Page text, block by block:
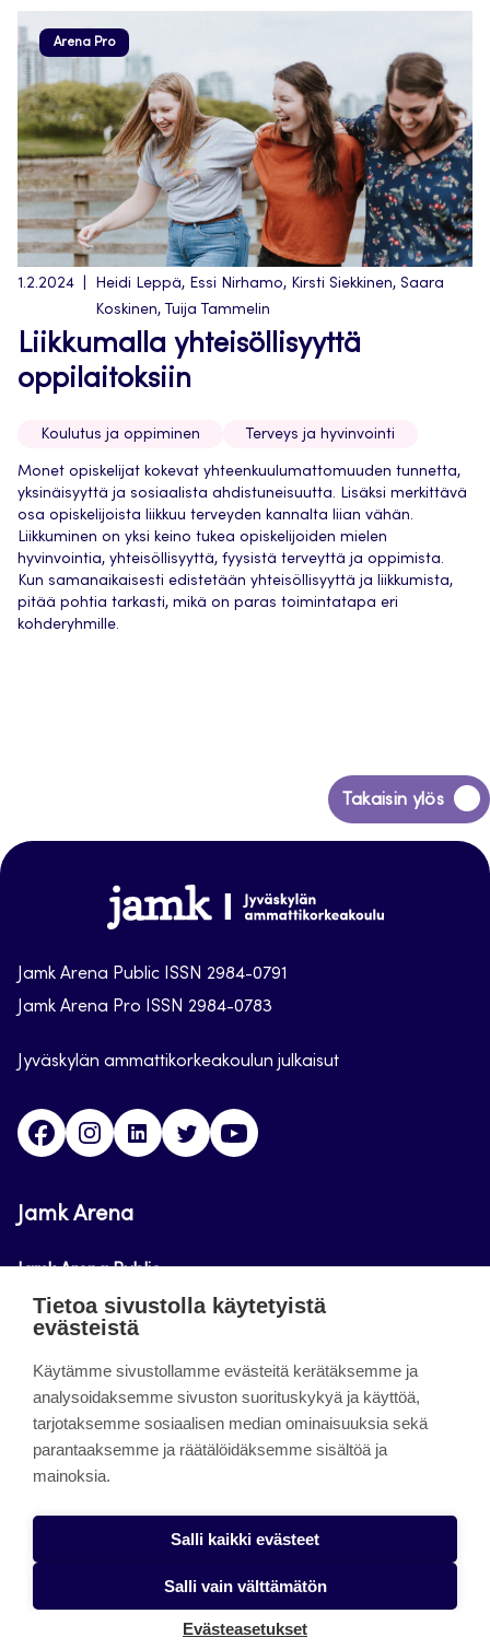
Arena Pro
1.2.2024
Heidi Leppä, Essi Nirhamo, Kirsti Siekkinen, Saara
Koskinen, Tuija Tammelin
Liikkumalla yhteisöllisyyttä
oppilaitoksiin
Koulutus ja oppiminen Terveys ja hyvinvointi
Monet opiskelijat kokevat yhteenkuulumattomuuden tunnetta,
yksinäisyyttä ja sosiaalista ahdistuneisuutta. Lisäksi merkittävä
osa opiskelijoista liikkuu terveyden kannalta liian vähän.
Liikkuminen on yksi keino tukea opiskelijoiden mielen
hyvinvointia, yhteisöllisyyttä, fyysistä terveyttä ja oppimista.
Kun samanaikaisesti edistetään yhteisöllisyyttä ja liikkumista,
pitää pohtia tarkasti, mikä on paras toimintatapa eri
kohderyhmille.
Takaisin ylös
Siirry
takaisin
Jamk
Arena
Jamk Arena Public ISSN 2984-0791
Jamk Arena Pro ISSN 2984-0783
Jyväskylän ammattikorkeakoulun julkaisut
FacebookInstagramLinkedinTwitter
Jamk Arena
Jamk Arena Public
Jamk Arena Pro
Tietoa sivustosta
Saavutettavuusseloste
Alasottoilmoitus
Tietoa sivustolla käytetyistä
evästeistä
Käytämme sivustollamme evästeitä kerätäksemme ja
analysoidaksemme sivuston suorituskykyä ja käyttöä,
tarjotaksemme sosiaalisen median ominaisuuksia sekä
parantaaksemme ja räätälöidäksemme sisältöä ja
mainoksia.
Salli kaikki evästeet
Salli vain välttämätön
Evästeasetukset